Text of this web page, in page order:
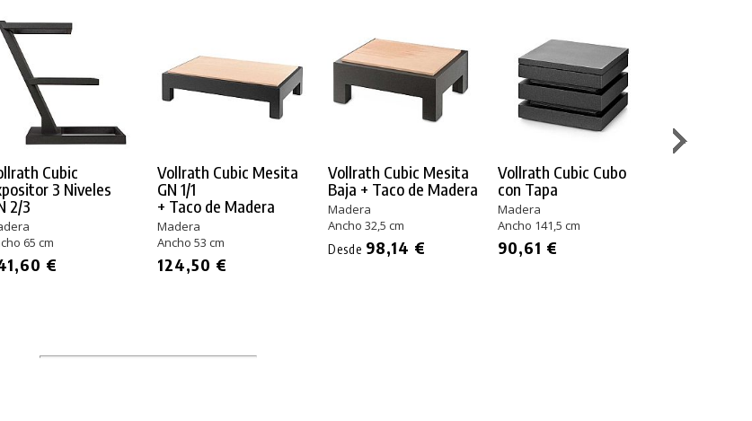
Cubic
3 Niveles
2/3
65 cm
€
Vollrath Cubic Mesita
GN 1/1
+ Taco de Madera
Madera
Ancho 53 cm
124,50 €
Vollrath Cubic Mesita
Baja + Taco de Madera
Madera
Ancho 32,5 cm
Desde 98,14 €
Vollrath Cubic Cubo
con Tapa
Madera
Ancho 141,5 cm
90,61 €